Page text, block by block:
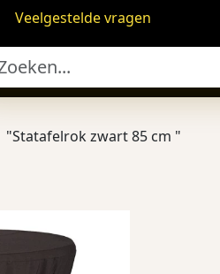
Veelgestelde vragen
"Statafelrok zwart 85 cm "